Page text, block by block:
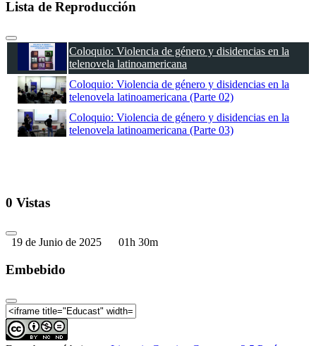
Lista de Reproducción
Coloquio: Violencia de género y disidencias en la
telenovela latinoamericana
Coloquio: Violencia de género y disidencias en la
telenovela latinoamericana (Parte 02)
Coloquio: Violencia de género y disidencias en la
telenovela latinoamericana (Parte 03)
0 Vistas
19 de Junio de 2025 01h 30m
Embebido